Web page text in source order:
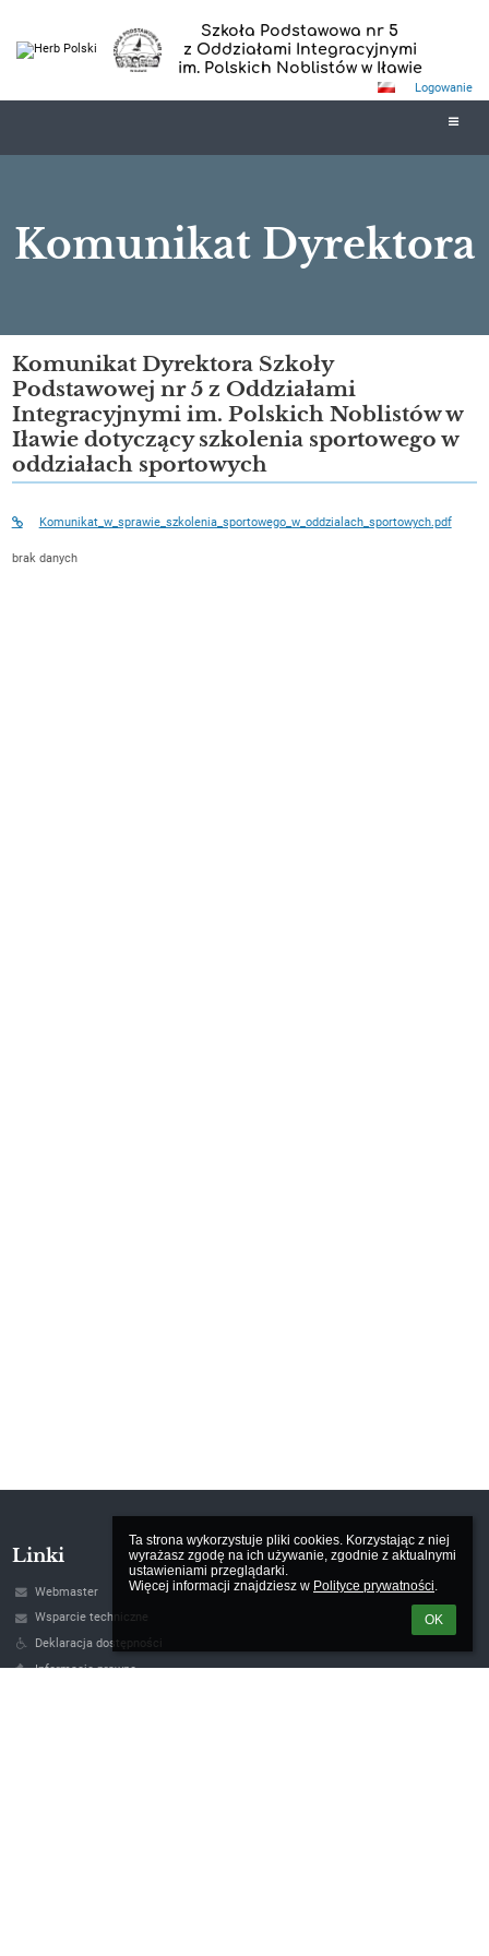
Ta strona wykorzystuje pliki cookies. Korzystając z niej
wyrażasz zgodę na ich używanie, zgodnie z aktualnymi
ustawieniami przeglądarki.
Więcej informacji znajdziesz w Polityce prywatności.
OK
Szkoła Podstawowa nr 5
z Oddziałami Integracyjnymi
im. Polskich Noblistów w Iławie
Logowanie
Komunikat Dyrektora
Komunikat
Dyrektora
Komunikat Dyrektora Szkoły
Podstawowej nr 5 z Oddziałami
Integracyjnymi im. Polskich Noblistów w
Iławie dotyczący szkolenia sportowego w
oddziałach sportowych
Komunikat_w_sprawie_szkolenia_sportowego_w_oddzialach_sportowych.pdf
brak danych
Linki
Webmaster
Wsparcie techniczne
Deklaracja dostępności
Informacje prawne